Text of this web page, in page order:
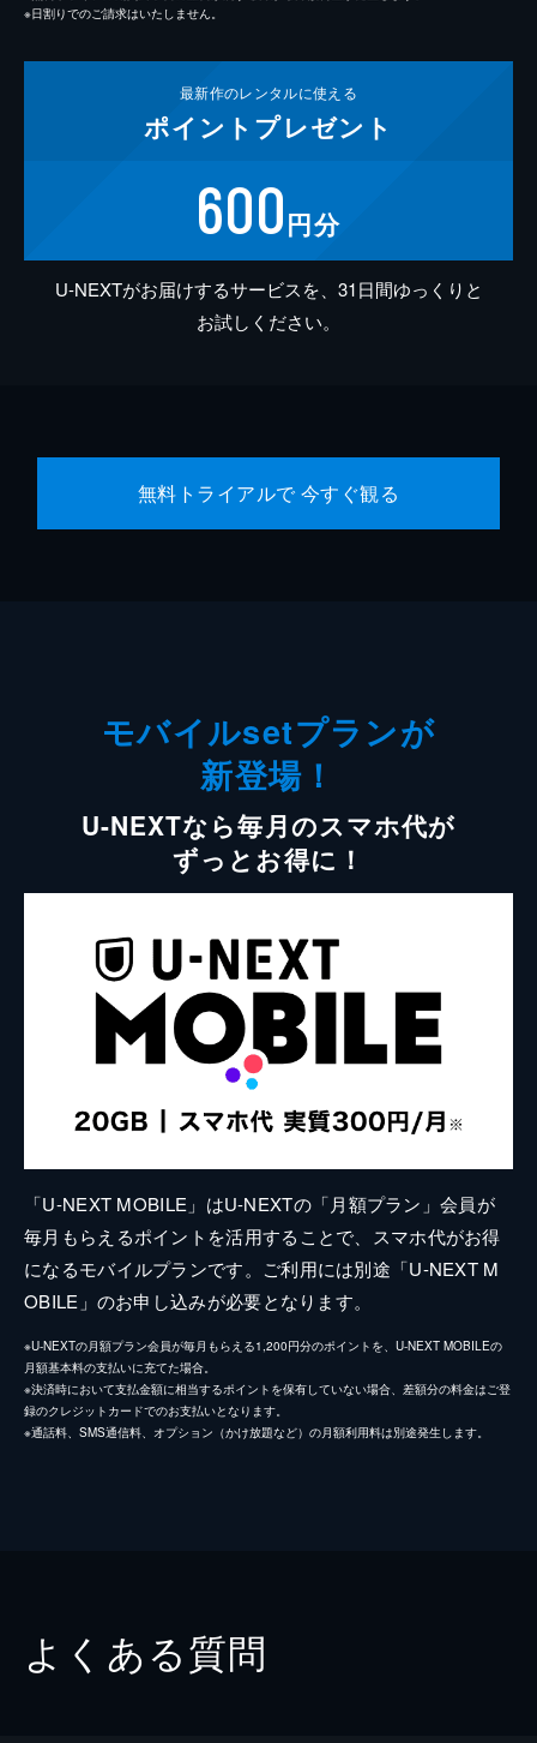
※日割りでのご請求はいたしません。
最新作のレンタルに使える
ポイント プレゼント
600円分
U-NEXTがお届けするサービスを、31日間ゆっくりと
お試しください。
無料トライアルで 今すぐ観る
モバイルsetプランが
新登場！
U-NEXTなら毎月のスマホ代が
ずっとお得に！
「U-NEXT MOBILE」はU-NEXTの「月額プラン」会員が
毎月もらえるポイントを活用することで、スマホ代がお得
になるモバイルプランです。ご利用には別途「U-NEXT M
OBILE」のお申し込みが必要となります。
※U-NEXTの月額プラン会員が毎月もらえる1,200円分のポイントを、U-NEXT MOBILEの
月額基本料の支払いに充てた場合。
※決済時において支払金額に相当するポイントを保有していない場合、差額分の料金はご登
録のクレジットカードでのお支払いとなります。
※通話料、SMS通信料、オプション（かけ放題など）の月額利用料は別途発生します。
よくある質問